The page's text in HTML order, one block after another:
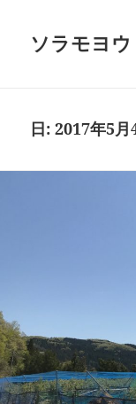
ソラモヨウ
日:2017年5月